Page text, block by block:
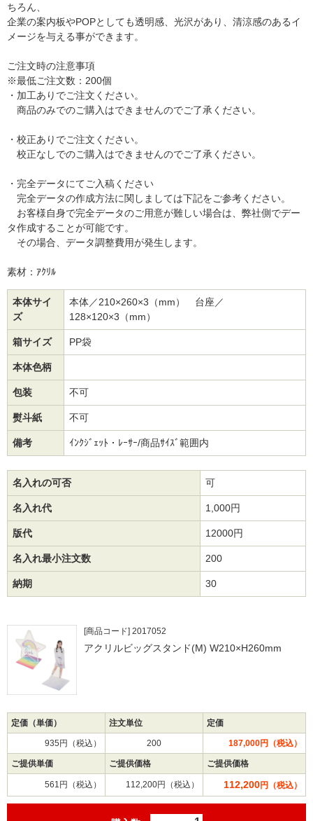
ちろん、
企業の案内板やPOPとしても透明感、光沢があり、清涼感のあるイ
メージを与える事ができます。
ご注文時の注意事項
※最低ご注文数：200個
・加工ありでご注文ください。
商品のみでのご購入はできませんのでご了承ください。
・校正ありでご注文ください。
校正なしでのご購入はできませんのでご了承ください。
・完全データにてご入稿ください
完全データの作成方法に関しましては下記をご参考ください。
お客様自身で完全データのご用意が難しい場合は、弊社側でデー
タ作成することが可能です。
その場合、データ調整費用が発生します。
素材：ｱｸﾘﾙ
本体サイ
ズ
本体／210×260×3（mm） 台座／
128×120×3（mm）
箱サイズ PP袋
本体色柄
包装 不可
熨斗紙 不可
備考 ｲﾝｸｼﾞｪｯﾄ・ﾚｰｻｰ/商品ｻｲｽﾞ範囲内
名入れの可否 可
名入れ代 1,000円
版代 12000円
名入れ最小注文数 200
納期 30
[商品コード] 2017052
アクリルビッグスタンド(M) W210×H260mm
定価（単価） 注文単位 定価
935円（税込） 200 187,000円（税込）
ご提供単価 ご提供価格 ご提供価格
561円（税込） 112,200円（税込） 112,200円（税込）